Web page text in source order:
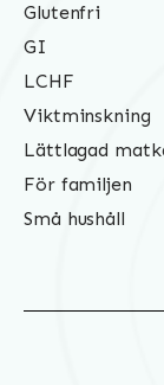
Glutenfri
GI
LCHF
Viktminskning
Lättlagad
För familjen
Små hushåll